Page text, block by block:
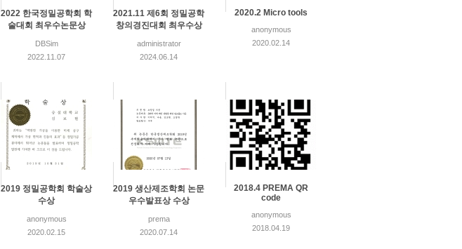
2022 한국정밀공학회 학
술대회 최우수논문상
DBSim
2022.11.07
2021.11 제6회 정밀공학
창의경진대회 최우수상
administrator
2024.06.14
2020.2 Micro tools
anonymous
2020.02.14
2019 정밀공학회 학술상
수상
anonymous
2020.02.15
2019 생산제조학회 논문
우수발표상 수상
prema
2020.07.14
2018.4 PREMA QR
code
anonymous
2018.04.19